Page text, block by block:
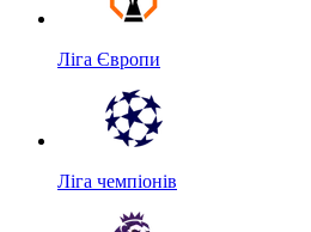
Ліга Європи
Ліга чемпіонів